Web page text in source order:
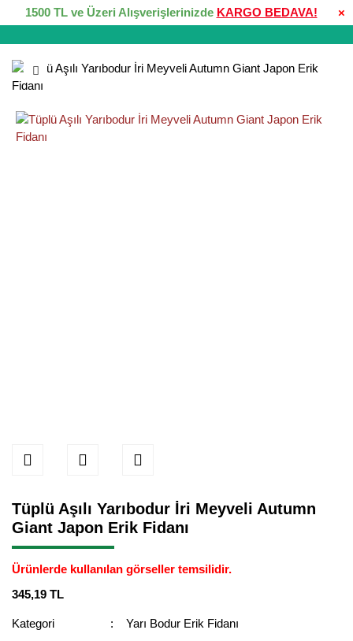
×
1500 TL ve Üzeri Alışverişlerinizde KARGO BEDAVA!
Tüplü Aşılı Yarıbodur İri Meyveli Autumn
Giant Japon Erik Fidanı
Ürünlerde kullanılan görseller temsilidir.
345,19 TL
Kategori
Yarı Bodur Erik Fidanı